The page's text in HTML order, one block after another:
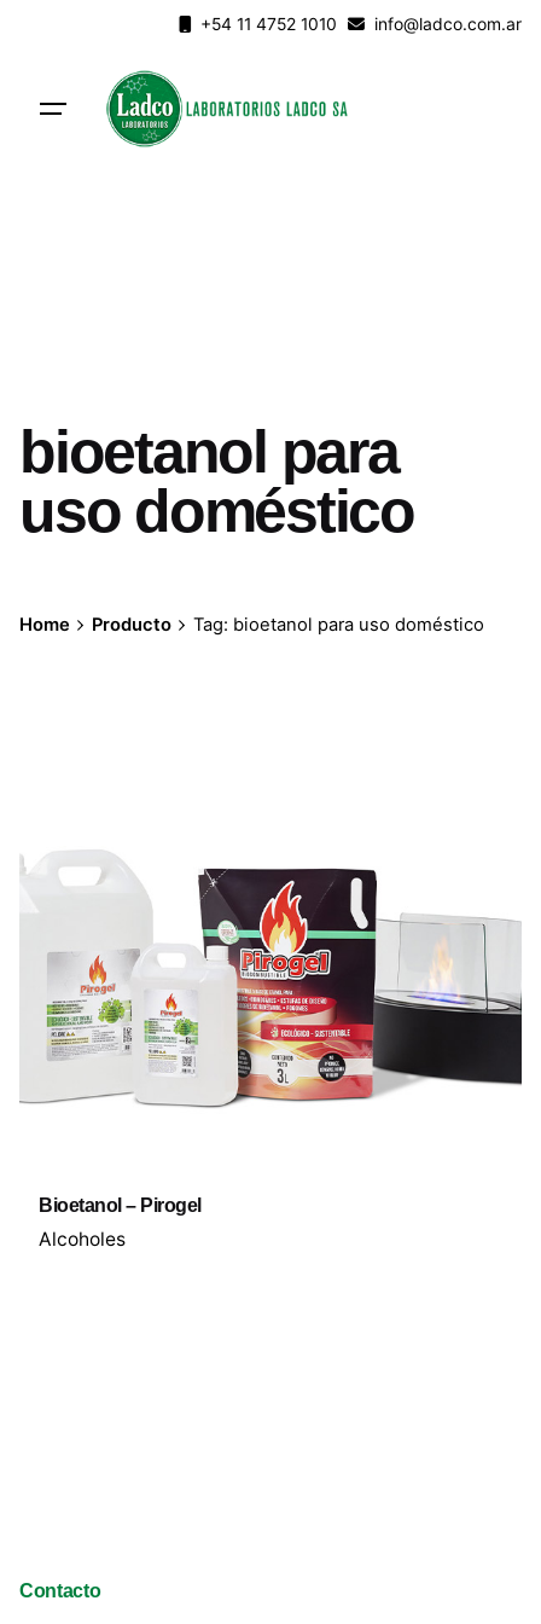
+54 11 4752 1010 info@ladco.com.ar
bioetanol para
uso doméstico
Home Producto Tag: bioetanol para uso doméstico
Bioetanol – Pirogel
Alcoholes
Contacto